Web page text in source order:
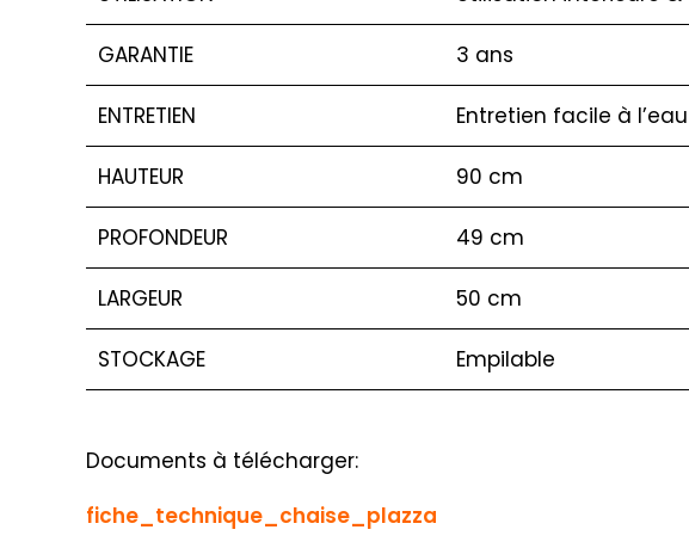
GARANTIE 3 ans
ENTRETIEN Entretien facile à
HAUTEUR 90 cm
PROFONDEUR 49 cm
LARGEUR 50 cm
STOCKAGE Empilable
Documents à télécharger:
fiche_technique_chaise_plazza